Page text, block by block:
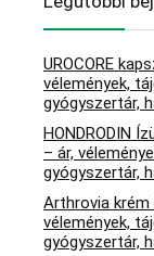
UROCORE
vélemények,
gyógyszertár,
HONDRODIN
– ár,
gyógyszertár,
Arthrovia krém
vélemények,
gyógyszertár,